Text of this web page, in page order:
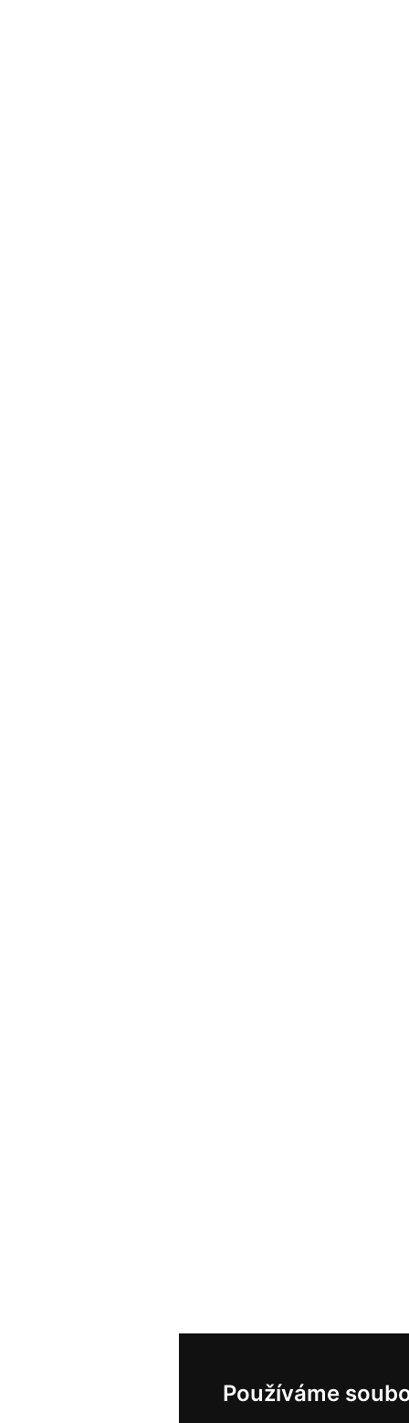
Používáme